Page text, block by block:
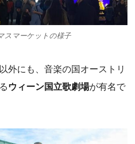
スマーケットの様子
外にも、音楽の国オーストリ
ウィーン国立歌劇場が有名で